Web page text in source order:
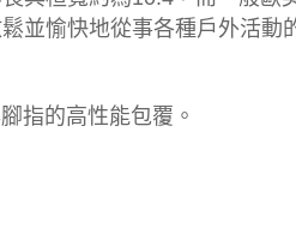
並愉快地從事各種戶外活動
指的高性能包覆。